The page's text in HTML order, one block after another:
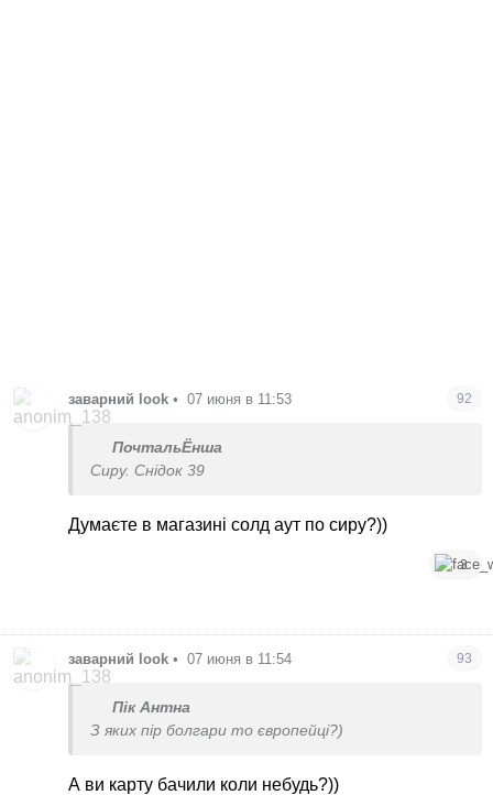
заварний look • 07 июня в 11:53 92
ПочтальЁнша
Сиру. Снідок 39
Думаєте в магазині солд аут по сиру?))
3
заварний look • 07 июня в 11:54 93
Пік Антна
З яких пір болгари то європейці?)
А ви карту бачили коли небудь?))